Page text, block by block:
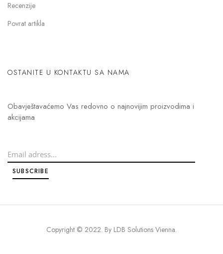
Recenzije
Povrat artikla
OSTANITE U KONTAKTU SA NAMA
Obavještavaćemo Vas redovno o najnovijim proizvodima i
akcijama
Copyright © 2022. By LDB Solutions Vienna.